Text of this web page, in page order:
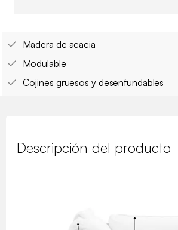
Madera de acacia
Modulable
Cojines gruesos y desenfundables
Descripción del producto